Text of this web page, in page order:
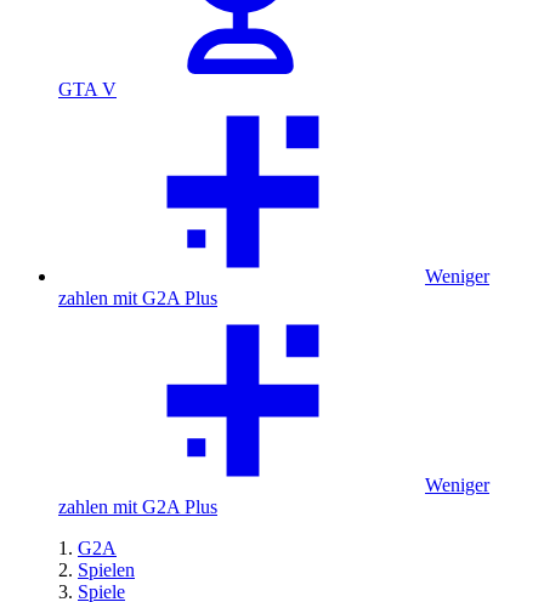
GTA V
Weniger
zahlen mit G2A Plus
Weniger
zahlen mit G2A Plus
G2A
Spielen
Spiele